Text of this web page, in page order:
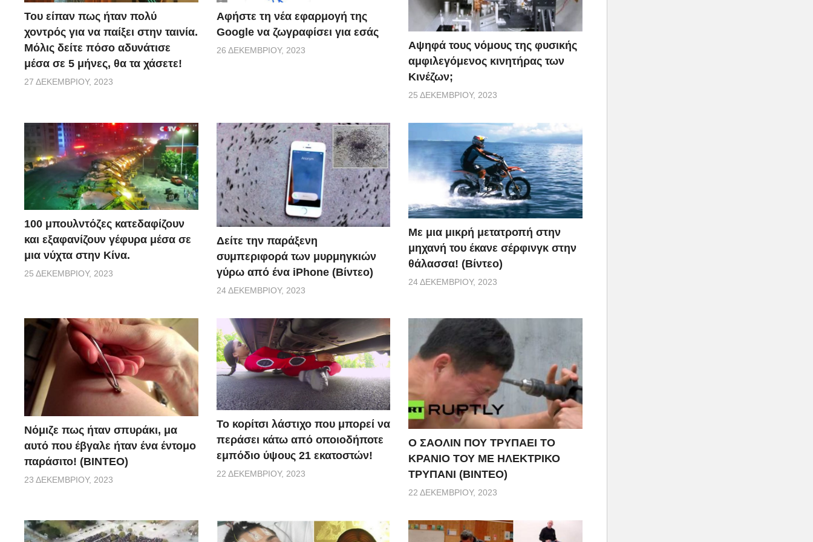
Του είπαν πως ήταν πολύ
χοντρός για να παίξει στην ταινία.
Μόλις δείτε πόσο αδυνάτισε
μέσα σε 5 μήνες, θα τα χάσετε!
27 ΔΕΚΕΜΒΡΊΟΥ, 2023
Αφήστε τη νέα εφαρμογή της
Google να ζωγραφίσει για εσάς
26 ΔΕΚΕΜΒΡΊΟΥ, 2023
Αψηφά τους νόμους της φυσικής
αμφιλεγόμενος κινητήρας των
Κινέζων;
25 ΔΕΚΕΜΒΡΊΟΥ, 2023
100 μπουλντόζες κατεδαφίζουν
και εξαφανίζουν γέφυρα μέσα σε
μια νύχτα στην Κίνα.
25 ΔΕΚΕΜΒΡΊΟΥ, 2023
Δείτε την παράξενη
συμπεριφορά των μυρμηγκιών
γύρω από ένα iPhone (Βίντεο)
24 ΔΕΚΕΜΒΡΊΟΥ, 2023
Με μια μικρή μετατροπή στην
μηχανή του έκανε σέρφινγκ στην
θάλασσα! (Βίντεο)
24 ΔΕΚΕΜΒΡΊΟΥ, 2023
Νόμιζε πως ήταν σπυράκι, μα
αυτό που έβγαλε ήταν ένα έντομο
παράσιτο! (BINTEO)
23 ΔΕΚΕΜΒΡΊΟΥ, 2023
Το κορίτσι λάστιχο που μπορεί να
περάσει κάτω από οποιοδήποτε
εμπόδιο ύψους 21 εκατοστών!
22 ΔΕΚΕΜΒΡΊΟΥ, 2023
Ο ΣΑΟΛΙΝ ΠΟΥ ΤΡΥΠΑΕΙ ΤΟ
ΚΡΑΝΙΟ ΤΟΥ ΜΕ ΗΛΕΚΤΡΙΚΟ
ΤΡΥΠΑΝΙ (ΒΙΝΤΕΟ)
22 ΔΕΚΕΜΒΡΊΟΥ, 2023